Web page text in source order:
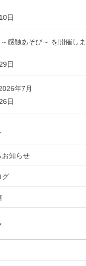
日
感触あそび～ を開催しま
日
年7月
日
お知らせ
グ